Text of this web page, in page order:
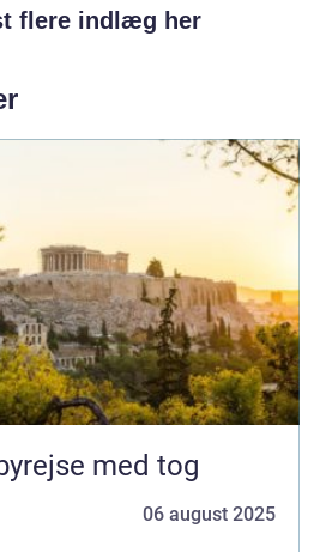
flere indlæg her
med tog
06 august 2025